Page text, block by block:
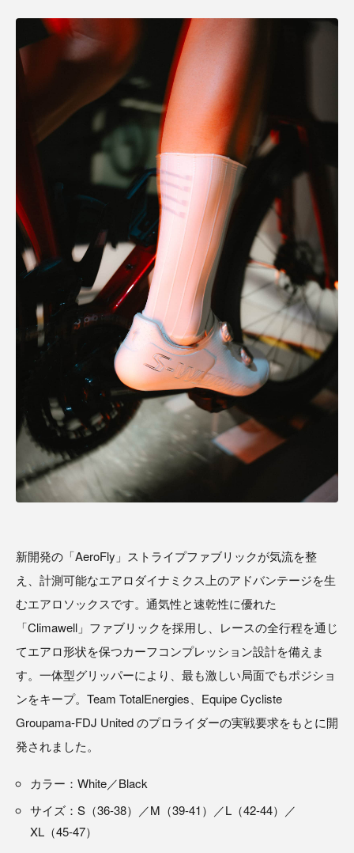
新開発の「AeroFly」ストライプファブリックが気流を整
え、計測可能なエアロダイナミクス上のアドバンテージを生
むエアロソックスです。通気性と速乾性に優れた
「Climawell」ファブリックを採用し、レースの全行程を通じ
てエアロ形状を保つカーフコンプレッション設計を備えま
す。一体型グリッパーにより、最も激しい局面でもポジショ
ンをキープ。Team TotalEnergies、Equipe Cycliste
Groupama-FDJ United のプロライダーの実戦要求をもとに開
発されました。
カラー：White／Black
サイズ：S（36-38）／M（39-41）／L（42-44）／
XL（45-47）